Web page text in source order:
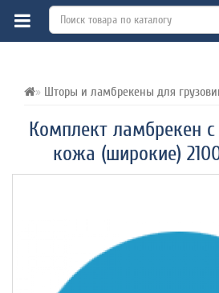
Шторы и ламбрекены для
Комплект ламбрекен
кожа (широкие)
ВСЕ О ТОВАРЕ ХАРАКТЕРИСТИКИ